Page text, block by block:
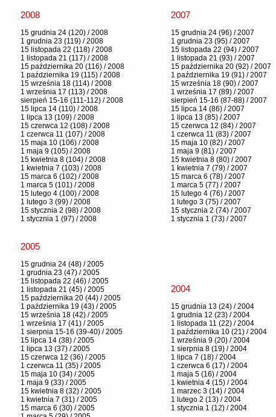
2008
15 grudnia 24 (120) / 2008
1 grudnia 23 (119) / 2008
15 listopada 22 (118) / 2008
1 listopada 21 (117) / 2008
15 października 20 (116) / 2008
1 października 19 (115) / 2008
15 września 18 (114) / 2008
1 września 17 (113) / 2008
sierpień 15-16 (111-112) / 2008
15 lipca 14 (110) / 2008
1 lipca 13 (109) / 2008
15 czerwca 12 (108) / 2008
1 czerwca 11 (107) / 2008
15 maja 10 (106) / 2008
1 maja 9 (105) / 2008
15 kwietnia 8 (104) / 2008
1 kwietnia 7 (103) / 2008
15 marca 6 (102) / 2008
1 marca 5 (101) / 2008
15 lutego 4 (100) / 2008
1 lutego 3 (99) / 2008
15 stycznia 2 (98) / 2008
1 stycznia 1 (97) / 2008
2007
15 grudnia 24 (96) / 2007
1 grudnia 23 (95) / 2007
15 listopada 22 (94) / 2007
1 listopada 21 (93) / 2007
15 października 20 (92) / 2007
1 października 19 (91) / 2007
15 września 18 (90) / 2007
1 września 17 (89) / 2007
sierpień 15-16 (87-88) / 2007
15 lipca 14 (86) / 2007
1 lipca 13 (85) / 2007
15 czerwca 12 (84) / 2007
1 czerwca 11 (83) / 2007
15 maja 10 (82) / 2007
1 maja 9 (81) / 2007
15 kwietnia 8 (80) / 2007
1 kwietnia 7 (79) / 2007
15 marca 6 (78) / 2007
1 marca 5 (77) / 2007
15 lutego 4 (76) / 2007
1 lutego 3 (75) / 2007
15 stycznia 2 (74) / 2007
1 stycznia 1 (73) / 2007
2005
15 grudnia 24 (48) / 2005
1 grudnia 23 (47) / 2005
15 listopada 22 (46) / 2005
1 listopada 21 (45) / 2005
15 października 20 (44) / 2005
1 października 19 (43) / 2005
15 września 18 (42) / 2005
1 września 17 (41) / 2005
1 sierpnia 15-16 (39-40) / 2005
15 lipca 14 (38) / 2005
1 lipca 13 (37) / 2005
15 czerwca 12 (36) / 2005
1 czerwca 11 (35) / 2005
15 maja 10 (34) / 2005
1 maja 9 (33) / 2005
15 kwietnia 8 (32) / 2005
1 kwietnia 7 (31) / 2005
15 marca 6 (30) / 2005
2004
15 grudnia 13 (24) / 2004
1 grudnia 12 (23) / 2004
1 listopada 11 (22) / 2004
1 października 10 (21) / 2004
1 września 9 (20) / 2004
1 sierpnia 8 (19) / 2004
1 lipca 7 (18) / 2004
1 czerwca 6 (17) / 2004
1 maja 5 (16) / 2004
1 kwietnia 4 (15) / 2004
1 marzec 3 (14) / 2004
1 lutego 2 (13) / 2004
1 stycznia 1 (12) / 2004